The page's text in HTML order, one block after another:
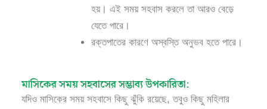
হয়। এই সময় সহবাস করলে তা আরও বেড়ে
যেতে পারে।
রক্তপাতের কারণে অস্বস্তি অনুভব হতে পারে।
মাসিকের সময় সহবাসের সম্ভাব্য উপকারিতা:
যদিও মাসিকের সময় সহবাসে কিছু ঝুঁকি রয়েছে, তবুও কিছু মহিলার